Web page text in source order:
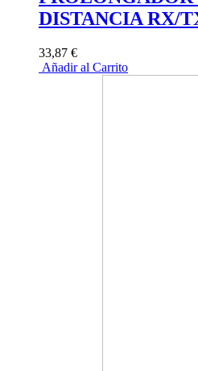
DISTANCIA RX/
33,87 €
Añadir al Carrito